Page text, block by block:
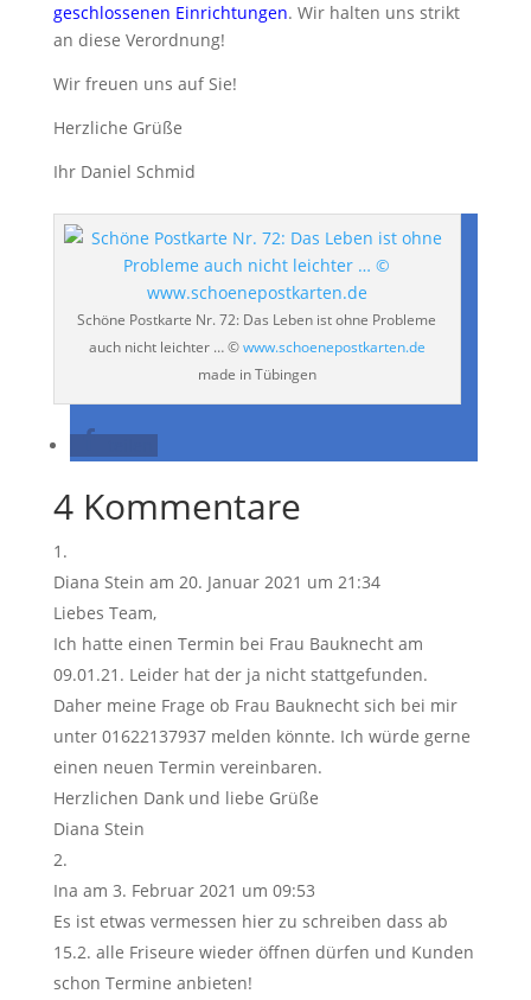
geschlossenen Einrichtungen. Wir halten uns strikt
an diese Verordnung!
Wir freuen uns auf Sie!
Herzliche Grüße
Ihr Daniel Schmid
Schöne Postkarte Nr. 72: Das Leben ist ohne Probleme
auch nicht leichter … ©www.schoenepostkarten.de
made in Tübingen
4 Kommentare
Diana Stein am 20. Januar 2021 um 21:34
Liebes Team,
Ich hatte einen Termin bei Frau Bauknecht am
09.01.21. Leider hat der ja nicht stattgefunden.
Daher meine Frage ob Frau Bauknecht sich bei mir
unter 01622137937 melden könnte. Ich würde gerne
einen neuen Termin vereinbaren.
Herzlichen Dank und liebe Grüße
Diana Stein
Ina am 3. Februar 2021 um 09:53
Es ist etwas vermessen hier zu schreiben dass ab
15.2. alle Friseure wieder öffnen dürfen und Kunden
schon Termine anbieten!